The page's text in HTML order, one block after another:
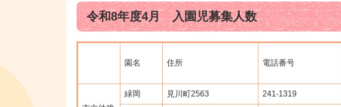
令和8年度4月 入園児募集人数
園名 住所 電話番号
緑岡 見川町2563 241-1319